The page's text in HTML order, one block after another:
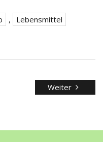
, Lebensmittel
Weiter